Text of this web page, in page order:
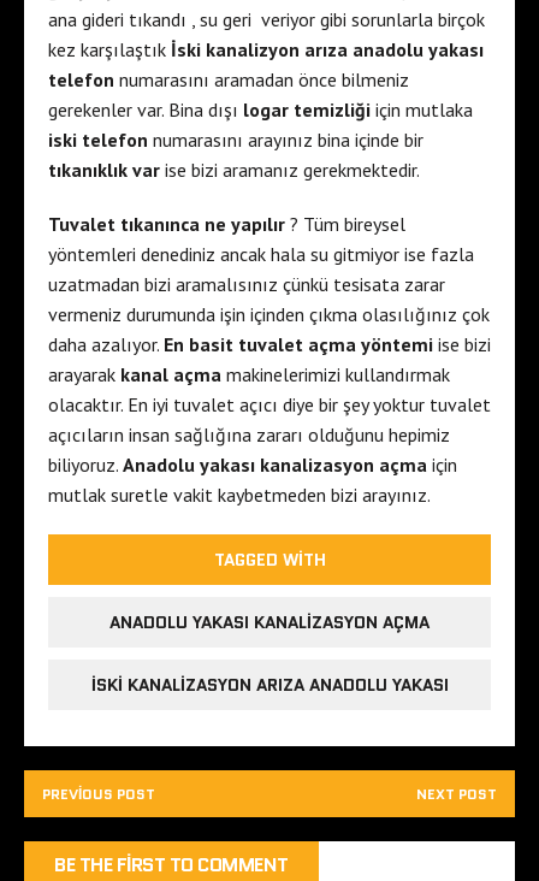
ana gideri tıkandı , su geri veriyor gibi sorunlarla birçok
kez karşılaştık İski kanalizyon arıza anadolu yakası
telefon numarasını aramadan önce bilmeniz
gerekenler var. Bina dışı logar temizliği için mutlaka
iski telefon numarasını arayınız bina içinde bir
tıkanıklık var ise bizi aramanız gerekmektedir.
Tuvalet tıkanınca ne yapılır ? Tüm bireysel
yöntemleri denediniz ancak hala su gitmiyor ise fazla
uzatmadan bizi aramalısınız çünkü tesisata zarar
vermeniz durumunda işin içinden çıkma olasılığınız çok
daha azalıyor. En basit tuvalet açma yöntemi ise bizi
arayarak kanal açma makinelerimizi kullandırmak
olacaktır. En iyi tuvalet açıcı diye bir şey yoktur tuvalet
açıcıların insan sağlığına zararı olduğunu hepimiz
biliyoruz. Anadolu yakası kanalizasyon açma için
mutlak suretle vakit kaybetmeden bizi arayınız.
TAGGED WITH
ANADOLU YAKASI KANALIZASYON AÇMA
ISKI KANALIZASYON ARIZA ANADOLU YAKASI
PREVIOUS POST NEXT POST
BE THE FIRST TO COMMENT